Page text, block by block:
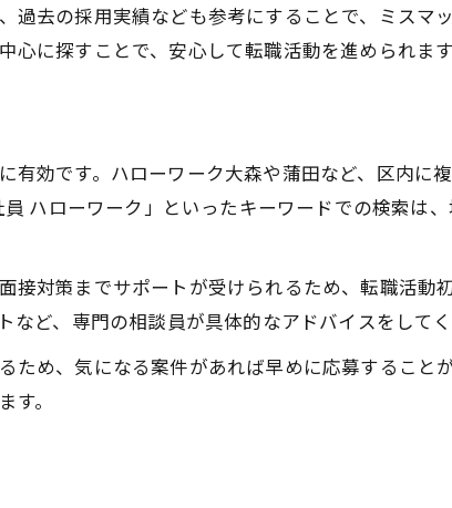
代が注目すべき大田区正社員求人
の正社員へ近づく方法
東京都内大田区正社員求人の選択肢
で長く働ける大田区正社員転職の秘訣
員事務職の仕事内容とやりがい
去の採用実績なども参考にすることで、ミスマ
に探すことで、安心して転職活動を進められます
効です。ハローワーク大森や蒲田など、区内に
ハローワーク」といったキーワードでの検索は
対策までサポートが受けられるため、転職活動
ど、専門の相談員が具体的なアドバイスをして
め、気になる案件があれば早めに応募すること
。